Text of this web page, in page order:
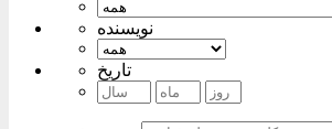
نویسنده
تاریخ